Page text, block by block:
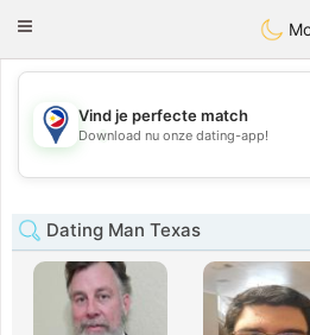
Toggle
💖
💕
Vind je perfecte match
Download nu onze dating-app!
Dating Man Texas